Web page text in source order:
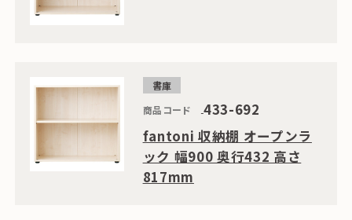
書庫
商品コード
433-692
fantoni 収納棚 オープンラ
ック 幅900 奥行432 高さ
817mm